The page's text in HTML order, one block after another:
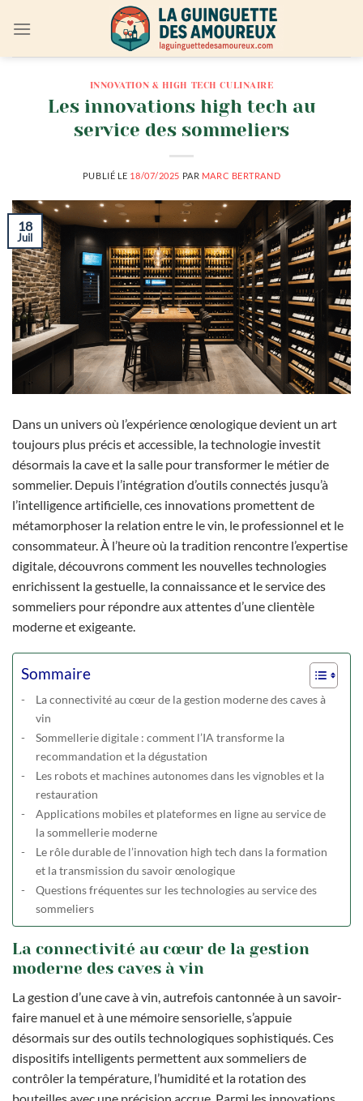
INNOVATION & HIGH TECH CULINAIRE
Les innovations high tech au
service des sommeliers
PUBLIÉ LE 18/07/2025 PAR MARC BERTRAND
18
Juil
Dans un univers où l’expérience œnologique devient un art
toujours plus précis et accessible, la technologie investit
désormais la cave et la salle pour transformer le métier de
sommelier. Depuis l’intégration d’outils connectés jusqu’à
l’intelligence artificielle, ces innovations promettent de
métamorphoser la relation entre le vin, le professionnel et le
consommateur. À l’heure où la tradition rencontre l’expertise
digitale, découvrons comment les nouvelles technologies
enrichissent la gestuelle, la connaissance et le service des
sommeliers pour répondre aux attentes d’une clientèle
moderne et exigeante.
Sommaire
La connectivité au cœur de la gestion moderne des caves à
vin
Sommellerie digitale : comment l’IA transforme la
recommandation et la dégustation
Les robots et machines autonomes dans les vignobles et la
restauration
Applications mobiles et plateformes en ligne au service de
la sommellerie moderne
Le rôle durable de l’innovation high tech dans la formation
et la transmission du savoir œnologique
Questions fréquentes sur les technologies au service des
sommeliers
La connectivité au cœur de la gestion
moderne des caves à vin
La gestion d’une cave à vin, autrefois cantonnée à un savoir-
faire manuel et à une mémoire sensorielle, s’appuie
désormais sur des outils technologiques sophistiqués. Ces
dispositifs intelligents permettent aux sommeliers de
contrôler la température, l’humidité et la rotation des